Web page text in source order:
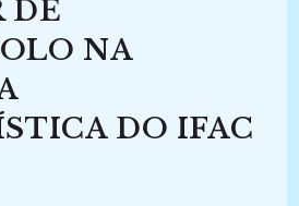
DE
NA
DO IFAC